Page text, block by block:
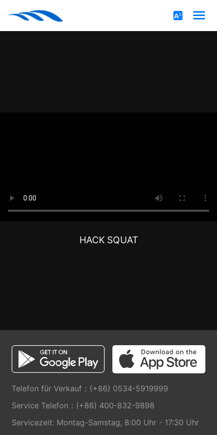
HACK SQUAT
Telefon für Verkauf：(+86) 0534-5919999
Service Telefon：(+86) 400-832-9898
Servicezeit: Montag-Samstag, 8:00 Uhr - 17:30 Uhr